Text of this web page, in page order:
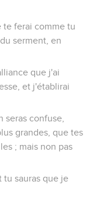
te ferai comme tu
serment, en
que j'ai
et j'établirai
seras confuse,
grandes, que tes
; mais non pas
tu sauras que je